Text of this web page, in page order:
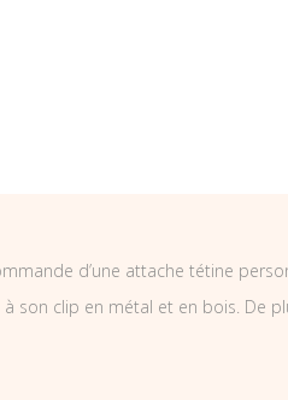
d’une attache tétine
son clip en métal et en bois. De